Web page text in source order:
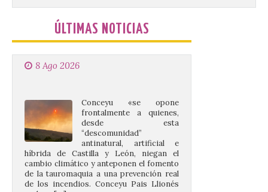
ÚLTIMAS NOTICIAS
8 Ago 2026
antinatural, artificial e
híbrida de Castilla y León, niegan el
cambio climático y anteponen el fomento
de la tauromaquia a una prevención real
de los incendios. Conceyu Pais Llionés
vuelve a […]